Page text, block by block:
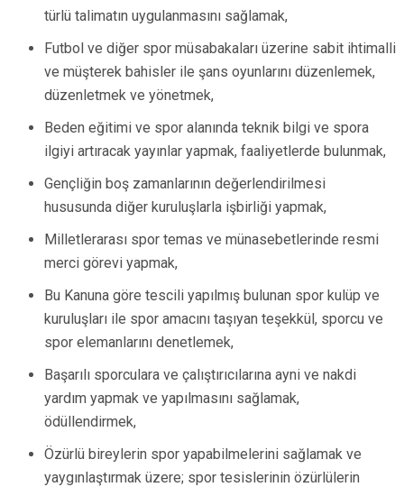
türlü talimatın uygulanmasını sağlamak,
Futbol ve diğer spor müsabakaları üzerine sabit ihtimalli
ve müşterek bahisler ile şans oyunlarını düzenlemek,
düzenletmek ve yönetmek,
Beden eğitimi ve spor alanında teknik bilgi ve spora
ilgiyi artıracak yayınlar yapmak, faaliyetlerde bulunmak,
Gençliğin boş zamanlarının değerlendirilmesi
hususunda diğer kuruluşlarla işbirliği yapmak,
Milletlerarası spor temas ve münasebetlerinde resmi
merci görevi yapmak,
Bu Kanuna göre tescili yapılmış bulunan spor kulüp ve
kuruluşları ile spor amacını taşıyan teşekkül, sporcu ve
spor elemanlarını denetlemek,
Başarılı sporculara ve çalıştırıcılarına ayni ve nakdi
yardım yapmak ve yapılmasını sağlamak,
ödüllendirmek,
Özürlü bireylerin spor yapabilmelerini sağlamak ve
yaygınlaştırmak üzere; spor tesislerinin özürlülerin